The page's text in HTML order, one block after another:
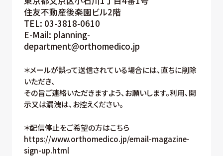
住友不動産後楽園ビル2階
TEL: 03-3818-0610
E-Mail: planning-
department@orthomedico.jp
＊メールが誤って送信されている場合には、直ちに削除
いただき、
その旨ご連絡いただきますよう、お願いします。利用、開
示又は漏洩は、お控えください。
＊配信停止をご希望の方はこちら
https://www.orthomedico.jp/email-magazine-
sign-up.html